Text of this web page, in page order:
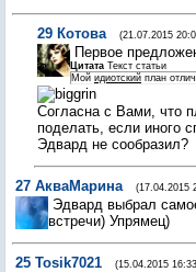
29 Котова (21.07.2015
Первое
Цитата Текст статьи
Мой идиотский план
Согласна с Вами, что
поделать, если иного
Эдвард не сообразил?
27 АкваМарина (17.04.2015
Эдвард выбрал
встречи) Упрямец)
25 Tosik7021 (15.04.2015